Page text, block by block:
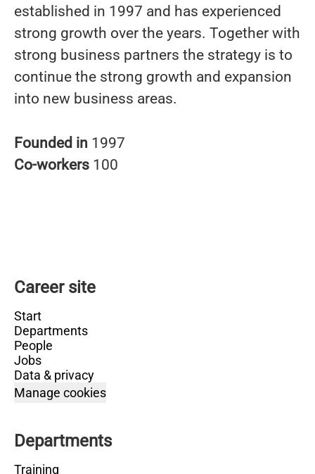
established in 1997 and has experienced
strong growth over the years. Together with
strong business partners the strategy is to
continue the strong growth and expansion
into new business areas.
Founded in 1997
Co-workers 100
Career site
Start
Departments
People
Jobs
Data & privacy
Manage cookies
Departments
Training